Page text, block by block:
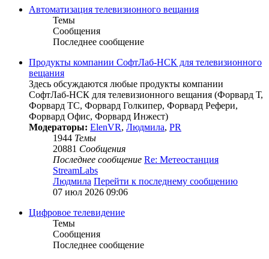
Автоматизация телевизионного вещания
Темы
Сообщения
Последнее сообщение
Продукты компании СофтЛаб-НСК для телевизионного
вещания
Здесь обсуждаются любые продукты компании
СофтЛаб-НСК для телевизионного вещания (Форвард Т,
Форвард ТС, Форвард Голкипер, Форвард Рефери,
Форвард Офис, Форвард Инжест)
Модераторы: ElenVR, Людмила, PR
1944 Темы
20881 Сообщения
Последнее сообщение Re: Метеостанция
StreamLabs
Людмила Перейти к последнему сообщению
07 июл 2026 09:06
Цифровое телевидение
Темы
Сообщения
Последнее сообщение